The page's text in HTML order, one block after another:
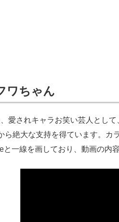
ワちゃん
愛されキャラお笑い芸人とし
ら絶大な支持を得ています。カ
と一線を画しており、動画の内